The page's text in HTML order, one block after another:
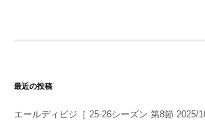
シ
ョ
最近の投稿
エールディビジ［ 25-26シーズン 第8節 2025/